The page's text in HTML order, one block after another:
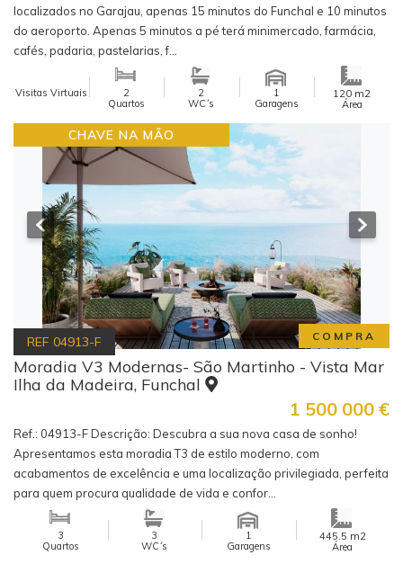
localizados no Garajau, apenas 15 minutos do Funchal e 10 minutos
do aeroporto. Apenas 5 minutos a pé terá minimercado, farmácia,
cafés, padaria, pastelarias, f...
Visitas Virtuais
2
Quartos
2
WC´s
1
Garagens
120 m2
Área
CHAVE NA MÃO
COMPRA
REF 04913-F
Moradia V3 Modernas- São Martinho - Vista Mar
Ilha da Madeira, Funchal
1 500 000 €
Ref.: 04913-F Descrição: Descubra a sua nova casa de sonho!
Apresentamos esta moradia T3 de estilo moderno, com
acabamentos de excelência e uma localização privilegiada, perfeita
para quem procura qualidade de vida e confor...
3
Quartos
3
WC´s
1
Garagens
445.5 m2
Área